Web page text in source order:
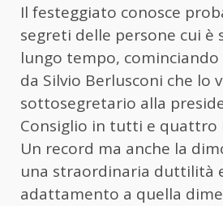
Il festeggiato conosce
segreti delle persone cui è
lungo tempo,
da Silvio Berlusconi che lo
sottosegretario alla
Consiglio in tutti e quattro
Un record ma anche la
una straordinaria duttilità
adattamento a quella